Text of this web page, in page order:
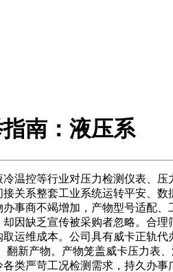
南：液压系
控等行业对压力检测仪表、压
关系整套工业系统运转平安、
事商不竭增加，产物型号适配
因缺乏宣传被采购者忽略。合
运维成本。公司具有威卡正轨
新产物。产物笼盖威卡压力
类严苛工况检测需求，持久办